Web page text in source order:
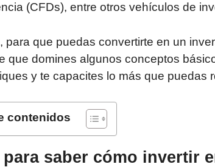
(CFDs), entre otros vehículos de
para que puedas convertirte en un
que domines algunos conceptos
y te capacites lo más que puedas
contenidos
para saber cómo invertir